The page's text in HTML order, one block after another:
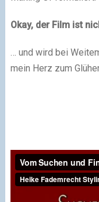
Okay, der Film ist
… und wird bei
mein Herz zum